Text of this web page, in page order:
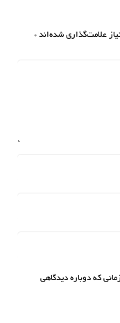
علامت‌گذاری شده‌اند *
که دوباره دیدگاهی